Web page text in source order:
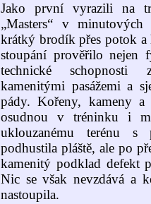
Jako první vyrazili na
„Masters“ v
krátký brodík přes potok
stoupání prověřilo nejen
technické schopnosti
kamenitými pasážemi a
pády. Kořeny, kameny a
osudnou v tréninku i
uklouzanému terénu s
podhustila pláště, ale po
kamenitý podklad defekt
Nic se však nevzdává a
nastoupila.